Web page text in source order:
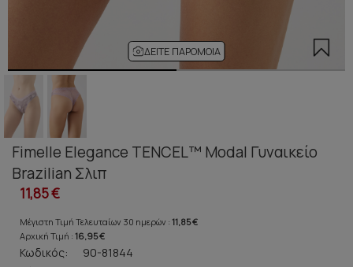
ΔΕΊΤΕ ΠΑΡΌΜΟΙΑ
Fimelle Elegance TENCEL™ Modal Γυναικείο
Brazilian Σλιπ
11,85 €
Μέγιστη Τιμή Τελευταίων 30 ημερών : 11,85 €
Αρχική Τιμή : 16,95 €
Κωδικός:
90-81844